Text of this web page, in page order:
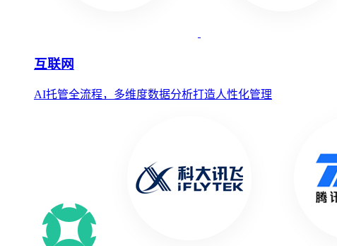
互联网
AI托管全流程，多维度数据分析打造人性化管理